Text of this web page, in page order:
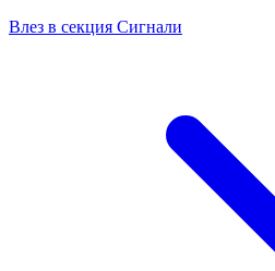
Влез в секция Сигнали